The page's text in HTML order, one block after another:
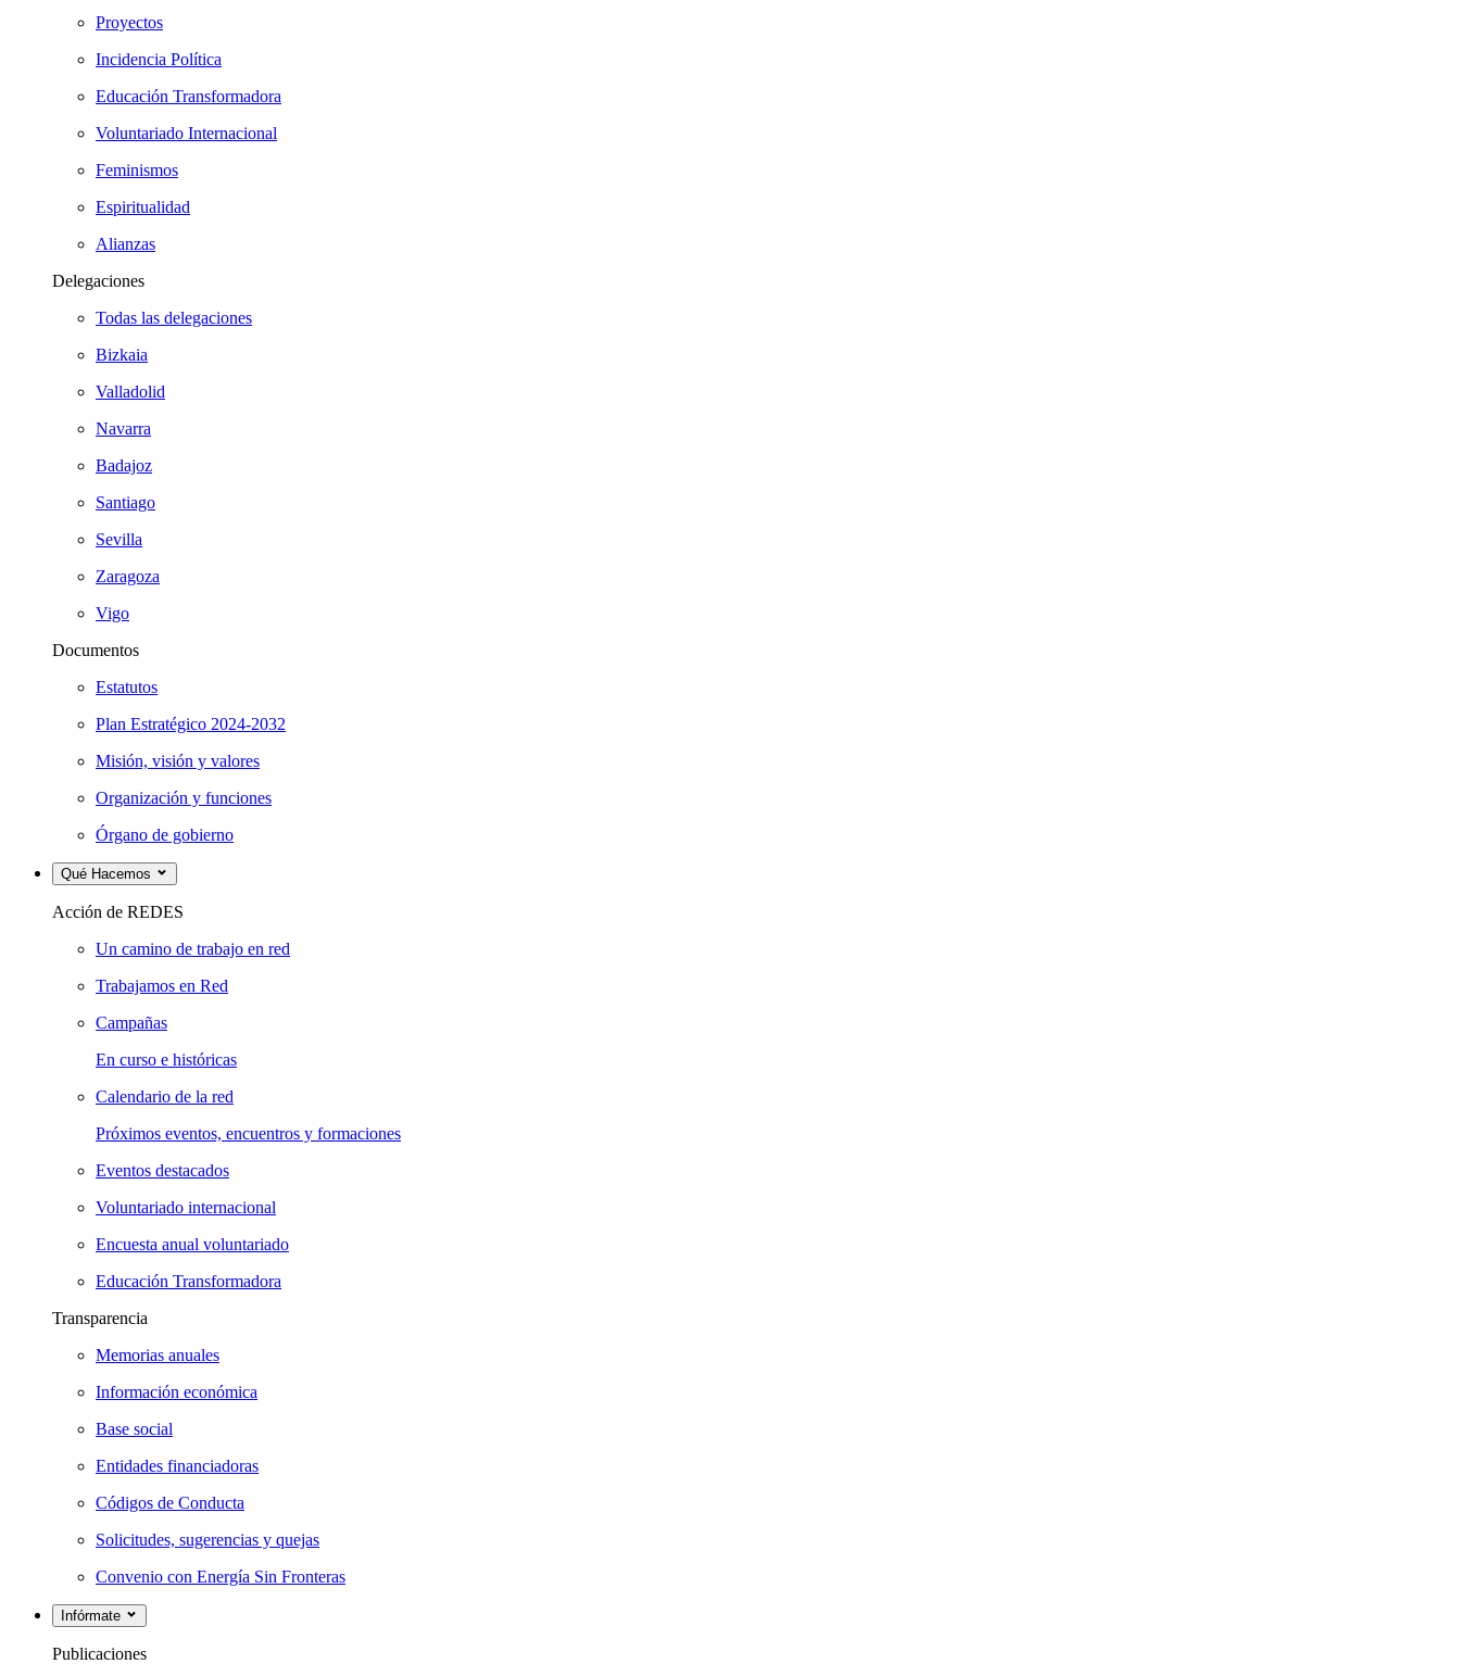
Proyectos
Incidencia Política
Educación Transformadora
Voluntariado Internacional
Feminismos
Espiritualidad
Alianzas
Delegaciones
Todas las delegaciones
Bizkaia
Valladolid
Navarra
Badajoz
Santiago
Sevilla
Zaragoza
Vigo
Documentos
Estatutos
Plan Estratégico 2024-2032
Misión, visión y valores
Organización y funciones
Órgano de gobierno
Qué Hacemos
Acción de REDES
Un camino de trabajo en red
Trabajamos en Red
Campañas
En curso e históricas
Calendario de la red
Próximos eventos, encuentros y formaciones
Eventos destacados
Voluntariado internacional
Encuesta anual voluntariado
Educación Transformadora
Transparencia
Memorias anuales
Información económica
Base social
Entidades financiadoras
Códigos de Conducta
Solicitudes, sugerencias y quejas
Convenio con Energía Sin Fronteras
Infórmate
Publicaciones